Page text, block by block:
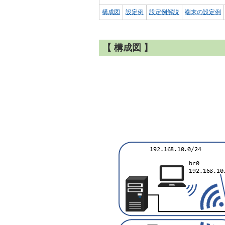
構成図 設定例 設定例解説 端末の設定例
【 構成図 】